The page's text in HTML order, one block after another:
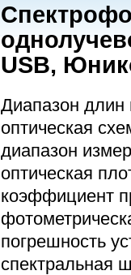
USB,
Диапазон
оптическая
диапазон
оптическая
коэффициент
погрешность
спектральная